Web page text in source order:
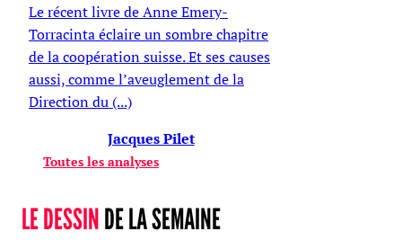
Le récent livre de Anne Emery-
Torracinta éclaire un sombre chapitre
de la coopération suisse. Et ses causes
aussi, comme l’aveuglement de la
Direction du (...)
Jacques Pilet
Toutes les analyses
LE DESSINDE LA SEMAINE